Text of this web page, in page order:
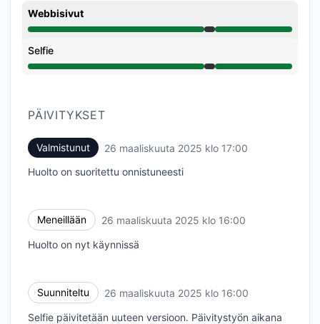
Webbisivut
Huolto alkaen 4:00 PM to 5:00 PM
Selfie
Huolto alkaen 4:00 PM to 5:00 PM
PÄIVITYKSET
Valmistunut 26 maaliskuuta 2025 klo 17:00
Huolto on suoritettu onnistuneesti
Meneillään 26 maaliskuuta 2025 klo 16:00
Huolto on nyt käynnissä
Suunniteltu 26 maaliskuuta 2025 klo 16:00
Selfie päivitetään uuteen versioon. Päivitystyön aikana